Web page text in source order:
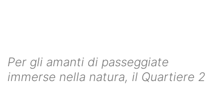
Per gli amanti di passeggiate
immerse nella natura, il Quartiere 2